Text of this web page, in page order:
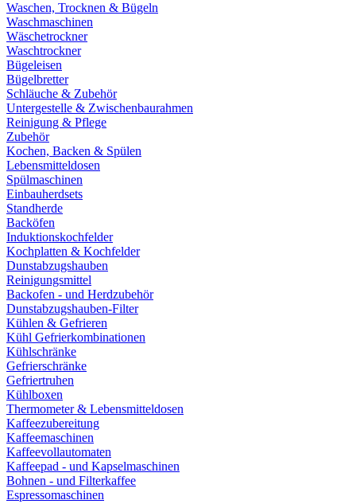
Waschen, Trocknen & Bügeln
Waschmaschinen
Wäschetrockner
Waschtrockner
Bügeleisen
Bügelbretter
Schläuche & Zubehör
Untergestelle & Zwischenbaurahmen
Reinigung & Pflege
Zubehör
Kochen, Backen & Spülen
Lebensmitteldosen
Spülmaschinen
Einbauherdsets
Standherde
Backöfen
Induktionskochfelder
Kochplatten & Kochfelder
Dunstabzugshauben
Reinigungsmittel
Backofen - und Herdzubehör
Dunstabzugshauben-Filter
Kühlen & Gefrieren
Kühl Gefrierkombinationen
Kühlschränke
Gefrierschränke
Gefriertruhen
Kühlboxen
Thermometer & Lebensmitteldosen
Kaffeezubereitung
Kaffeemaschinen
Kaffeevollautomaten
Kaffeepad - und Kapselmaschinen
Bohnen - und Filterkaffee
Espressomaschinen